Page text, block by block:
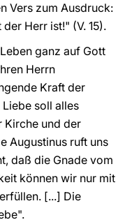
Vers zum Ausdruck:
Herr ist!" (V. 15).
ganz auf Gott
Herrn
Kraft der
soll alles
Kirche und der
Augustinus ruft uns
daß die Gnade vom
können wir nur mit
[...] Die